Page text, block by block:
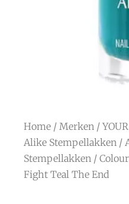
Home / Merken /
Alike Stempellakken /
Stempellakken /
Fight Teal The End